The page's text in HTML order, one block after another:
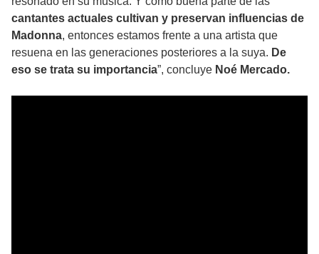
cantantes actuales cultivan y preservan influencias de
Madonna, entonces estamos frente a una artista que
resuena en las generaciones posteriores a la suya. De
eso se trata su importancia”, concluye Noé Mercado.